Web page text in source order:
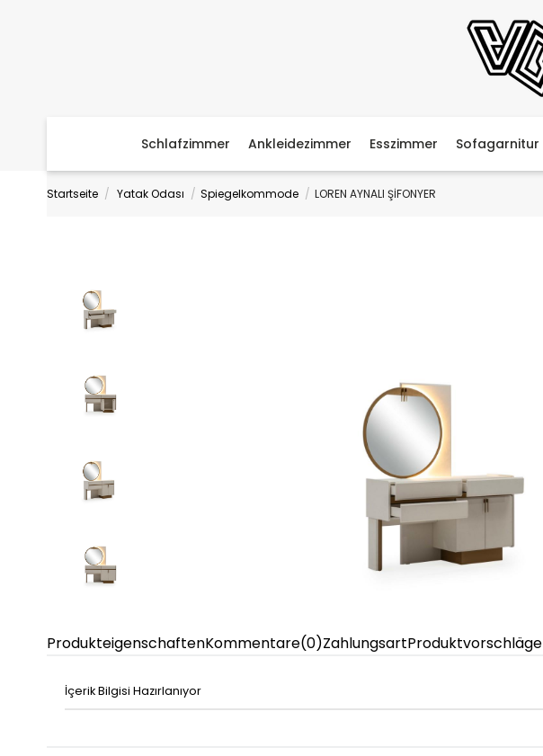
Schlafzimmer Ankleidezimmer Esszimmer Sofagarnitur
Startseite Yatak Odası Spiegelkommode LOREN AYNALI ŞİFONYER
ProdukteigenschaftenKommentare(0)ZahlungsartProduktvorschläge
İçerik Bilgisi Hazırlanıyor